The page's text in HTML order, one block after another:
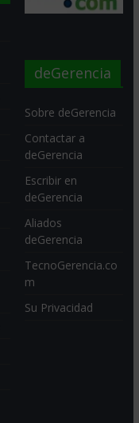
deGerencia
Sobre deGerencia
Contactar a
deGerencia
Escribir en
deGerencia
Aliados
deGerencia
TecnoGerencia.co
m
Su Privacidad